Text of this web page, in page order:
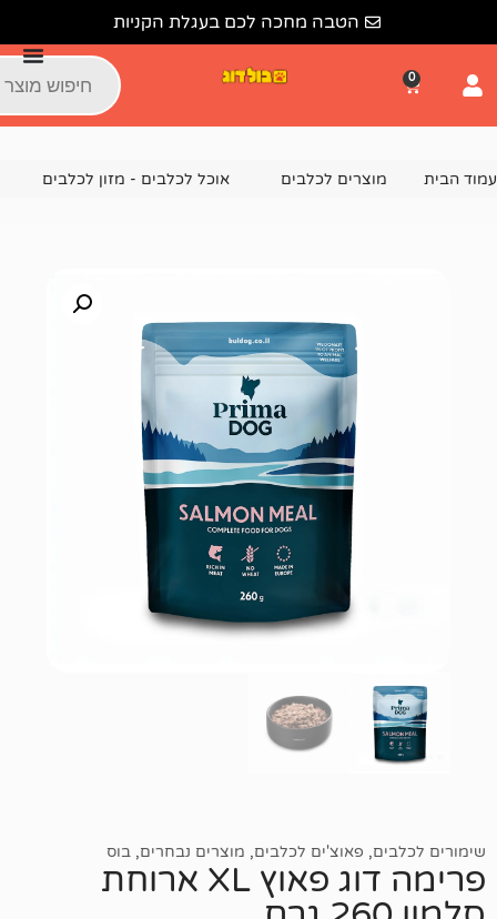
הטבה מחכה לכם בעגלת הקניות
לכלבים אוכל לכלבים - מזון לכלבים מזון רטוב
פאוצ'ים לכלבים, מוצרים נבחרים,בוס
פרימה דוג פאוץ XL ארוחת